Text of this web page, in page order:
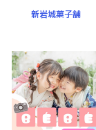
新岩城菓子舗